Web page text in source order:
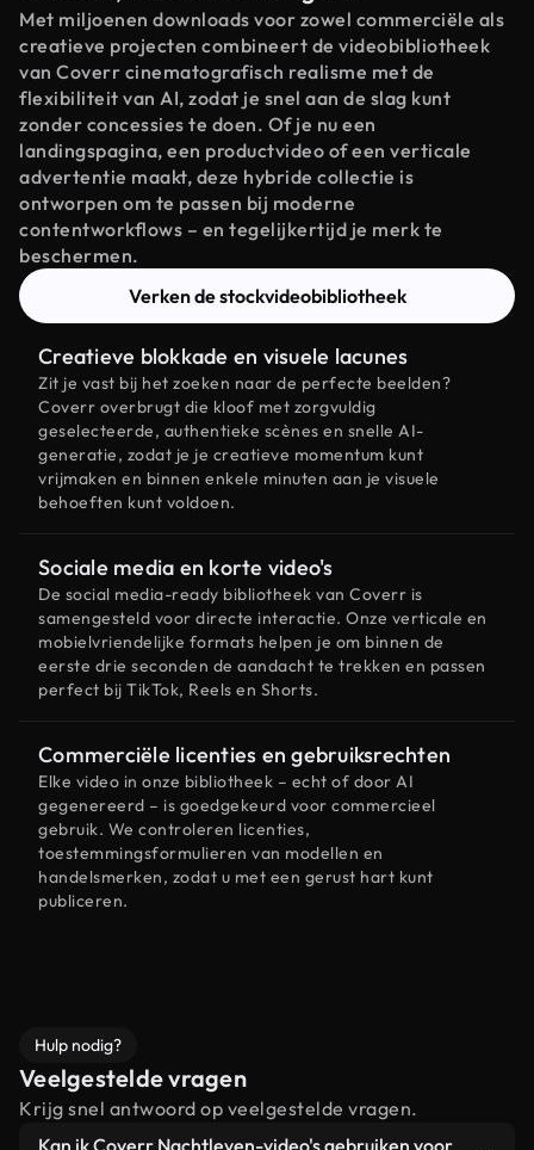
Met miljoenen downloads voor zowel commerciële als
creatieve projecten combineert de videobibliotheek
van Coverr cinematografisch realisme met de
flexibiliteit van AI, zodat je snel aan de slag kunt
zonder concessies te doen. Of je nu een
landingspagina, een productvideo of een verticale
advertentie maakt, deze hybride collectie is
ontworpen om te passen bij moderne
contentworkflows – en tegelijkertijd je merk te
beschermen.
Verken de stockvideobibliotheek
Creatieve blokkade en visuele lacunes
Zit je vast bij het zoeken naar de perfecte beelden?
Coverr overbrugt die kloof met zorgvuldig
geselecteerde, authentieke scènes en snelle AI-
generatie, zodat je je creatieve momentum kunt
vrijmaken en binnen enkele minuten aan je visuele
behoeften kunt voldoen.
Sociale media en korte video's
De social media-ready bibliotheek van Coverr is
samengesteld voor directe interactie. Onze verticale en
mobielvriendelijke formats helpen je om binnen de
eerste drie seconden de aandacht te trekken en passen
perfect bij TikTok, Reels en Shorts.
Commerciële licenties en gebruiksrechten
Elke video in onze bibliotheek – echt of door AI
gegenereerd – is goedgekeurd voor commercieel
gebruik. We controleren licenties,
toestemmingsformulieren van modellen en
handelsmerken, zodat u met een gerust hart kunt
publiceren.
Hulp nodig?
Veelgestelde vragen
Krijg snel antwoord op veelgestelde vragen.
Kan ik Coverr Nachtleven-video's gebruiken voor